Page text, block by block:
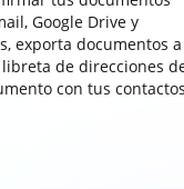
Google Drive y
exporta documentos a
de direcciones
con tus